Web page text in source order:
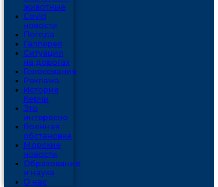
животные
Covid
новости
Погода
Галлерея
Ситуация
на дорогах
Голосования
Реклама
История
Керчи
Это
интересно
Военная
обстановка
Морские
новости
Образование
и наука
О нас